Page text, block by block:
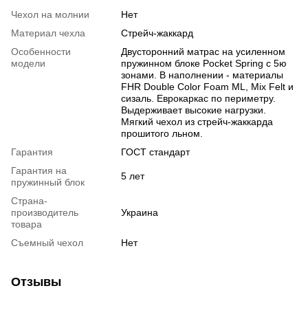
Чехол на молнии
Нет
Материал чехла
Стрейч-жаккард
Особенности
модели
Двусторонний матрас на усиленном
пружинном блоке Pocket Spring с 5ю
зонами. В наполнении - материалы
FHR Double Color Foam ML, Mix Felt и
сизаль. Еврокаркас по периметру.
Выдерживает высокие нагрузки.
Мягкий чехол из стрейч-жаккарда
прошитого льном.
Гарантия
ГОСТ стандарт
Гарантия на
пружинный блок
5 лет
Страна-
производитель
товара
Украина
Съемный чехол Нет
Отзывы